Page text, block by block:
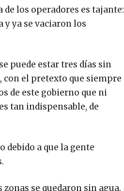
los operadores es tajante:
y ya se vaciaron los
puede estar tres días sin
con el pretexto que siempre
de este gobierno que ni
tan indispensable, de
debido a que la gente
se quedaron sin agua.